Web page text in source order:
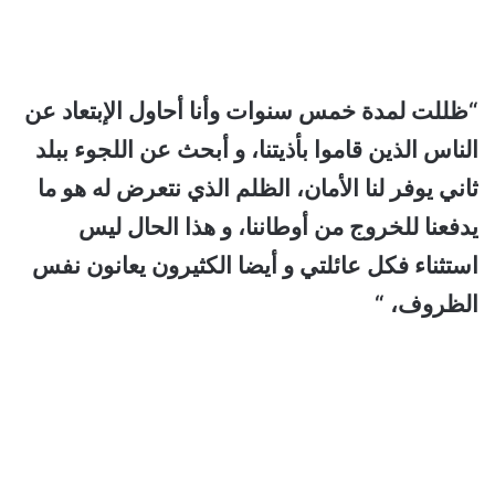
“ظللت لمدة خمس سنوات وأنا أحاول الإبتعاد عن
الناس الذين قاموا بأذيتنا، و أبحث عن اللجوء ببلد
ثاني يوفر لنا الأمان، الظلم الذي نتعرض له هو ما
يدفعنا للخروج من أوطاننا، و هذا الحال ليس
استثناء فكل عائلتي و أيضا الكثيرون يعانون نفس
الظروف، “